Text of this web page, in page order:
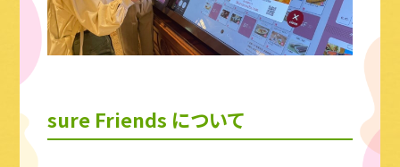
sure Friends について